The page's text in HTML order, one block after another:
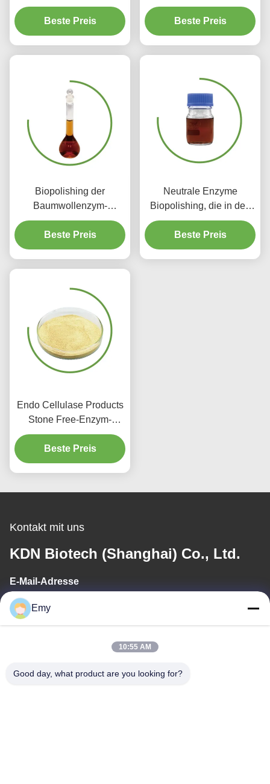
Enzym-Zellulase auf
Jeans
Beste Preis
polnisches Gewebe der
Zellulase-54 8 biologisch
abbaubar
Beste Preis
Biopolishing der
Baumwollenzym-
Zellulase in Bioreinigung
Textilindustrie Defuzzing
Beste Preis
Neutrale Enzyme
Biopolishing, die in den
Textilindustrie-Geweben
benutzt werden, färbt
Chemikalien
Beste Preis
Endo Cellulase Products
Stone Free-Enzym-
Wäsche für Jeans-
Haushalts-Krankenhaus
Beste Preis
Kontakt mit uns
KDN Biotech (Shanghai) Co., Ltd.
E-Mail-Adresse
panxy@vlandgroup.com
Unsere Adresse
Emy
10:55 AM
Good day, what product are you looking for?